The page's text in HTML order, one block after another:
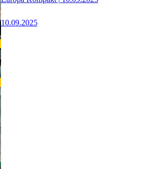
10.09.2025